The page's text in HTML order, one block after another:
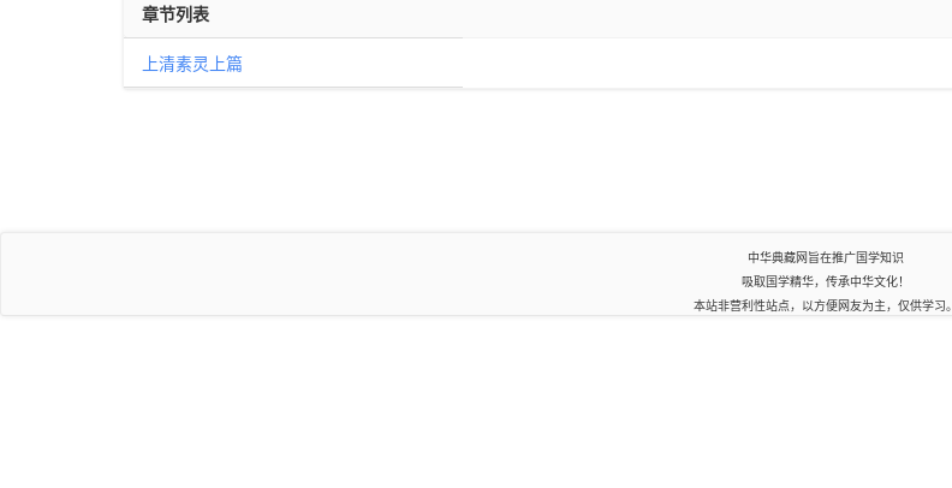
章节列表
上清素灵上篇
中华典藏网旨在推广国学知识
吸取国学精华，传承中华文化！
本站非营利性站点，以方便网友为主，仅供学习。